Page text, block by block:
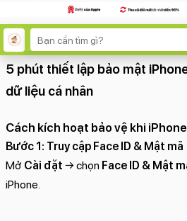
5 phút thiết lập bảo mật
dữ liệu cá nhân
Cách kích hoạt bảo vệ khi
Bước 1: Truy cập Face ID & Mật mã
Mở Cài đặt → chọn Face ID & Mật
iPhone.